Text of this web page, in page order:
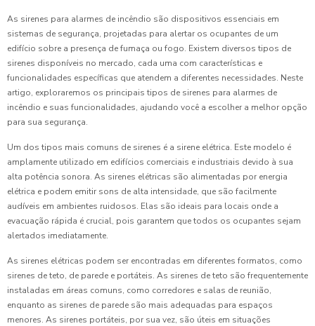
As sirenes para alarmes de incêndio são dispositivos essenciais em
sistemas de segurança, projetadas para alertar os ocupantes de um
edifício sobre a presença de fumaça ou fogo. Existem diversos tipos de
sirenes disponíveis no mercado, cada uma com características e
funcionalidades específicas que atendem a diferentes necessidades. Neste
artigo, exploraremos os principais tipos de sirenes para alarmes de
incêndio e suas funcionalidades, ajudando você a escolher a melhor opção
para sua segurança.
Um dos tipos mais comuns de sirenes é a sirene elétrica. Este modelo é
amplamente utilizado em edifícios comerciais e industriais devido à sua
alta potência sonora. As sirenes elétricas são alimentadas por energia
elétrica e podem emitir sons de alta intensidade, que são facilmente
audíveis em ambientes ruidosos. Elas são ideais para locais onde a
evacuação rápida é crucial, pois garantem que todos os ocupantes sejam
alertados imediatamente.
As sirenes elétricas podem ser encontradas em diferentes formatos, como
sirenes de teto, de parede e portáteis. As sirenes de teto são frequentemente
instaladas em áreas comuns, como corredores e salas de reunião,
enquanto as sirenes de parede são mais adequadas para espaços
menores. As sirenes portáteis, por sua vez, são úteis em situações